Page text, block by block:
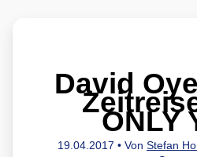
David
ONLY
19.04.2017 • Von Stefan